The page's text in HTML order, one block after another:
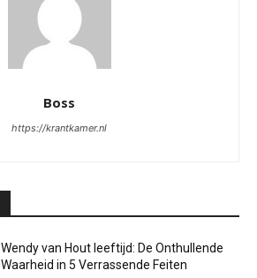
Boss
https://krantkamer.nl
Wendy van Hout leeftijd: De Onthullende
Waarheid in 5 Verrassende Feiten